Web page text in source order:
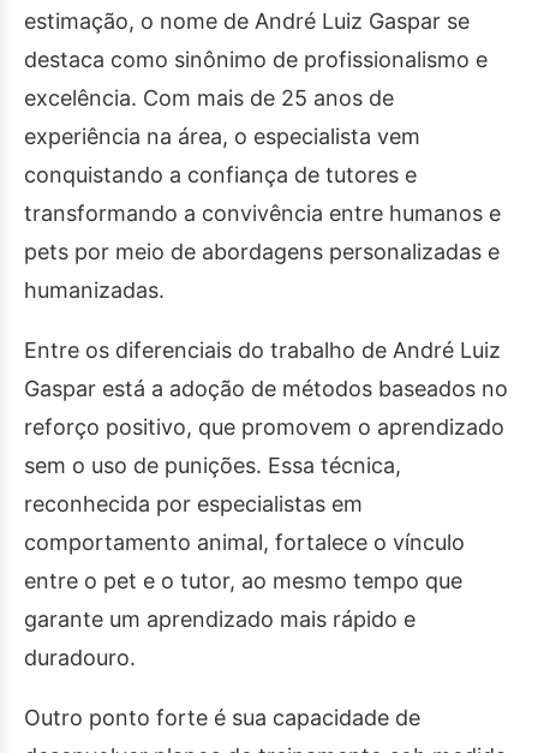
estimação, o nome de André Luiz Gaspar se
destaca como sinônimo de profissionalismo e
excelência. Com mais de 25 anos de
experiência na área, o especialista vem
conquistando a confiança de tutores e
transformando a convivência entre humanos e
pets por meio de abordagens personalizadas e
humanizadas.
Entre os diferenciais do trabalho de André Luiz
Gaspar está a adoção de métodos baseados no
reforço positivo, que promovem o aprendizado
sem o uso de punições. Essa técnica,
reconhecida por especialistas em
comportamento animal, fortalece o vínculo
entre o pet e o tutor, ao mesmo tempo que
garante um aprendizado mais rápido e
duradouro.
Outro ponto forte é sua capacidade de